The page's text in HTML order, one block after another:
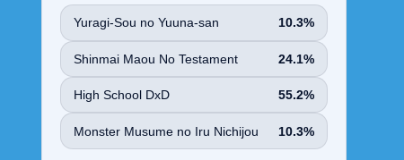
Yuragi-Sou no Yuuna-san 10.3%
Shinmai Maou No Testament 24.1%
High School DxD 55.2%
Monster Musume no Iru Nichijou 10.3%